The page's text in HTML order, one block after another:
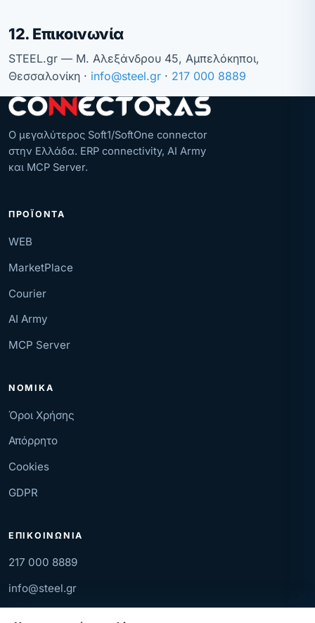
12. Επικοινωνία
STEEL.gr — Μ. Αλεξάνδρου 45, Αμπελόκηποι,
Θεσσαλονίκη · info@steel.gr · 217 000 8889
Ο μεγαλύτερος Soft1/SoftOne connector
στην Ελλάδα. ERP connectivity, AI Army
και MCP Server.
ΠΡΟΪΌΝΤΑ
WEB
MarketPlace
Courier
AI Army
MCP Server
ΝΟΜΙΚΆ
Όροι Χρήσης
Απόρρητο
Cookies
GDPR
ΕΠΙΚΟΙΝΩΝΊΑ
217 000 8889
info@steel.gr